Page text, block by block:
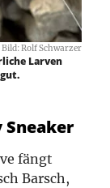
Bild: Rolf Schwarzer
Larven
Sneaker
fängt
Barsch,